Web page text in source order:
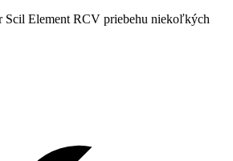
Scil Element RCV priebehu niekoľkých